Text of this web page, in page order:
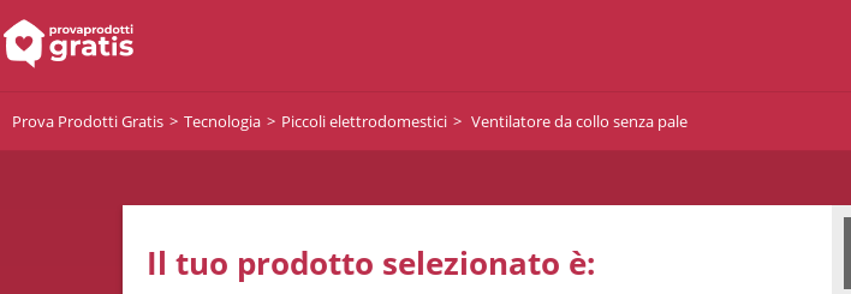
Prova Prodotti Gratis Tecnologia Piccoli elettrodomestici Ventilatore da collo senza pale
Il tuo prodotto selezionato è: